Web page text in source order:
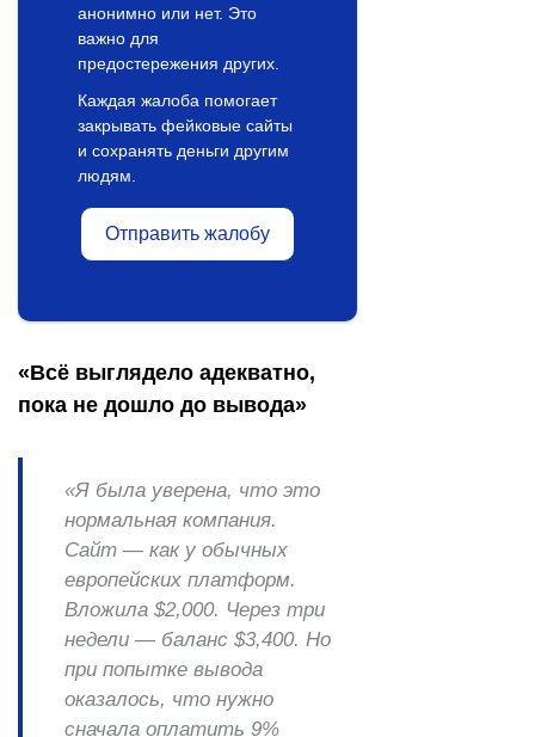
анонимно или нет. Это
важно для
предостережения других.
Каждая жалоба помогает
закрывать фейковые сайты
и сохранять деньги другим
людям.
Отправить жалобу
«Всё выглядело адекватно,
пока не дошло до вывода»
«Я была уверена, что это
нормальная компания.
Сайт — как у обычных
европейских платформ.
Вложила $2,000. Через три
недели — баланс $3,400. Но
при попытке вывода
оказалось, что нужно
сначала оплатить 9%